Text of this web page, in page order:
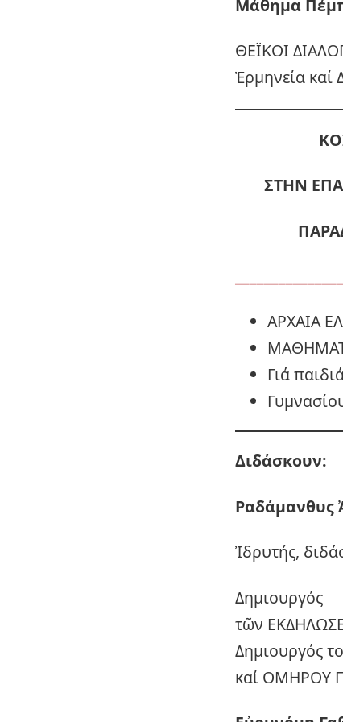
Μάθημα
ΘΕΪΚΟΙ
Ἑρμηνεία καί
ΣΤΗΝ
ΑΡΧΑΙΑ
Γιά
Διδάσκουν:
Ραδάμανθυς
Ἰδρυτής,
Δημιουργός
τῶν
Δημιουργός
καί ΟΜΗΡΟΥ